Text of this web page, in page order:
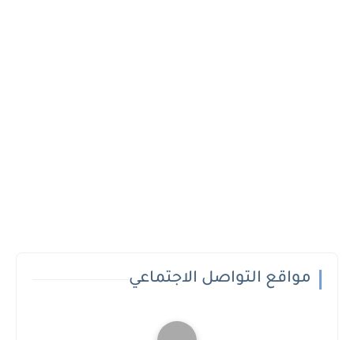
مواقع التواصل الاجتماعي